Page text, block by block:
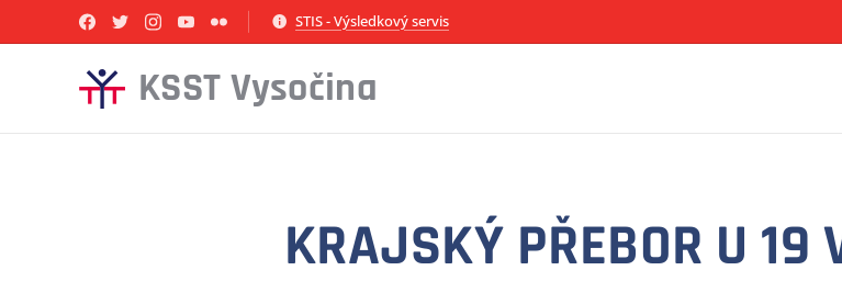
STIS - Výsledkový servis
KSST Vysočina
KRAJSKÝ PŘEBOR U 19